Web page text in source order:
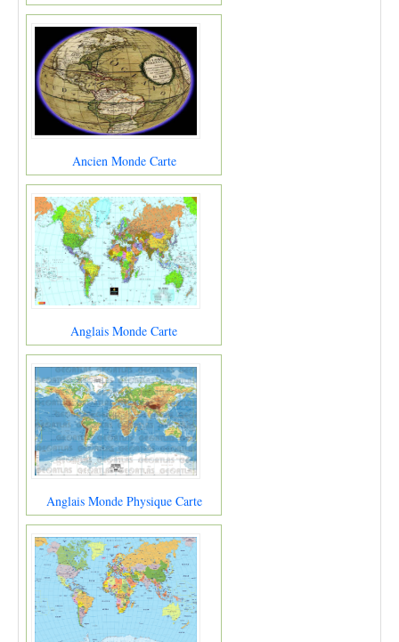
Ancien Monde Carte
Anglais Monde Carte
Anglais Monde Physique Carte